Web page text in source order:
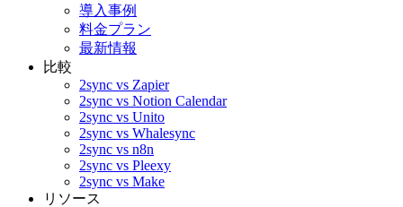
導入事例
料金プラン
最新情報
比較
2sync vs Zapier
2sync vs Notion Calendar
2sync vs Unito
2sync vs Whalesync
2sync vs n8n
2sync vs Pleexy
2sync vs Make
リソース